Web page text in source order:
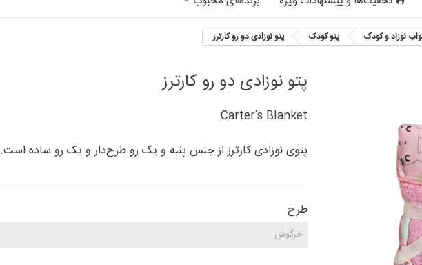
نوزاد و کودک پتو کودک پتو نوزادی دو رو کارترز
پتو نوزادی دو رو کارترز
Carter's Blanket
پتوی نوزادی کارترز از جنس پنبه و یک رو طرح‌دار و یک رو ساده است.
طرح